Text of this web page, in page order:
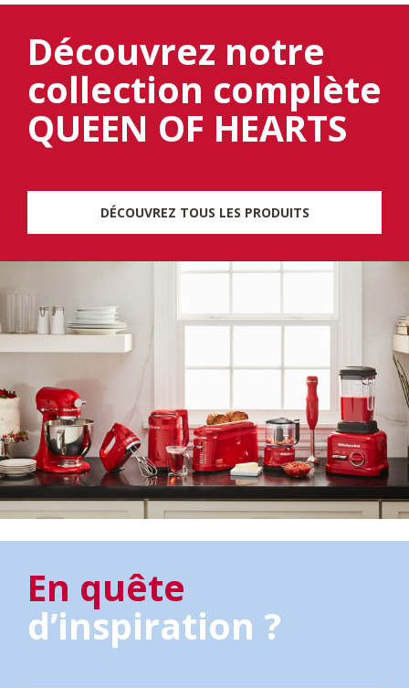
Découvrez notre
collection complète
QUEEN OF HEARTS
DÉCOUVREZ TOUS LES PRODUITS
En quête
d’inspiration ?